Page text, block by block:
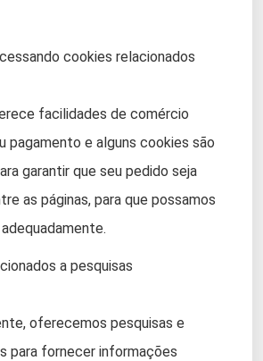
cookies relacionados
facilidades de comércio
pagamento e alguns cookies são
garantir que seu pedido seja
as páginas, para que possamos
a pesquisas
oferecemos pesquisas e
para fornecer informações